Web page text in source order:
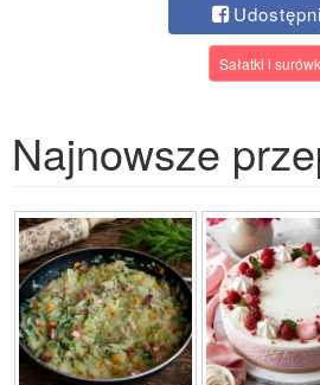
Sałatki i
Najnowsze